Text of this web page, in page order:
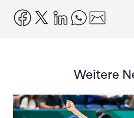
facebook
x linkedinwhatsapp
Weitere
Nächster Halt: